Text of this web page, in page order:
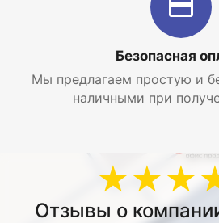
Безопасная
Мы предлагаем простую и
наличными при
Отзывы о